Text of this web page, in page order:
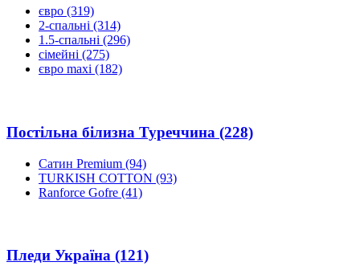
євро (319)
2-спальні (314)
1.5-спальні (296)
сімейні (275)
євро maxi (182)
Постільна білизна Туреччина (228)
Сатин Premium (94)
TURKISH COTTON (93)
Ranforce Gofre (41)
Пледи Україна (121)